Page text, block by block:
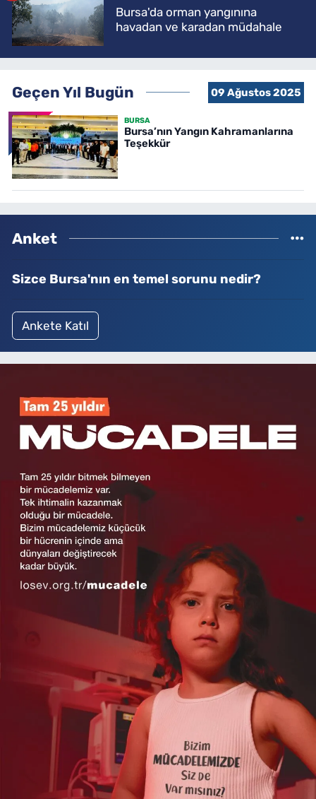
Bursa'da orman yangınına
havadan ve karadan müdahale
Geçen Yıl Bugün 09 Ağustos 2025
BURSA
Bursa’nın Yangın Kahramanlarına
Teşekkür
Anket
Sizce Bursa'nın en temel sorunu nedir?
Ankete Katıl